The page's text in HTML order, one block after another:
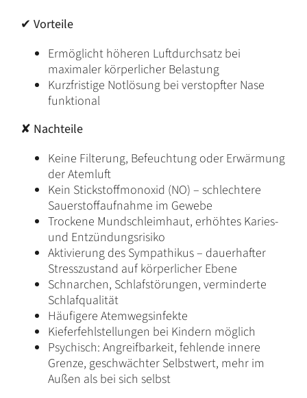
✔ Vorteile
Ermöglicht höheren Luftdurchsatz bei
maximaler körperlicher Belastung
Kurzfristige Notlösung bei verstopfter Nase
funktional
✘ Nachteile
Keine Filterung, Befeuchtung oder Erwärmung
der Atemluft
Kein Stickstoffmonoxid (NO) – schlechtere
Sauerstoffaufnahme im Gewebe
Trockene Mundschleimhaut, erhöhtes Karies-
und Entzündungsrisiko
Aktivierung des Sympathikus – dauerhafter
Stresszustand auf körperlicher Ebene
Schnarchen, Schlafstörungen, verminderte
Schlafqualität
Häufigere Atemwegsinfekte
Kieferfehlstellungen bei Kindern möglich
Psychisch: Angreifbarkeit, fehlende innere
Grenze, geschwächter Selbstwert, mehr im
Außen als bei sich selbst